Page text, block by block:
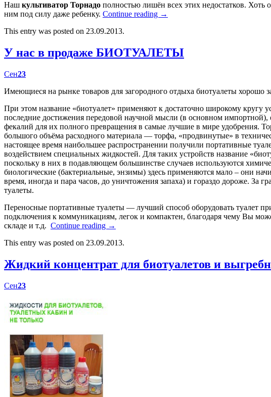
Наш культиватор Торнадо полностью лишён всех этих недостатков.
ним под силу даже ребенку. Continue reading →
This entry was posted on 23.09.2013.
У нас в продаже БИОТУАЛЕТЫ
Сен23
Имеющиеся на рынке товаров для загородного отдыха биотуалеты
При этом название «биотуалет» применяют к достаточно широкому кругу
последние достижения передовой научной мысли (в основном
фекалий для их полного превращения в самые лучшие в мире удобрения.
большого объёма расходного материала — торфа, «продвинутые» в
настоящее время наибольшее распространении получили портативные
воздействием специальных жидкостей. Для таких устройств название
поскольку в них в подавляющем большинстве случаев используются
биологические (бактериальные, энзимы) здесь применяются мало – они
время, иногда и пара часов, до уничтожения запаха) и гораздо дороже. За
туалеты.
Переносные портативные туалеты — лучший способ оборудовать туалет
подключения к коммуникациям, легок и компактен, благодаря чему Вы
складе и т.д. Continue reading →
This entry was posted on 23.09.2013.
Жидкий концентрат для биотуалетов и
Сен23